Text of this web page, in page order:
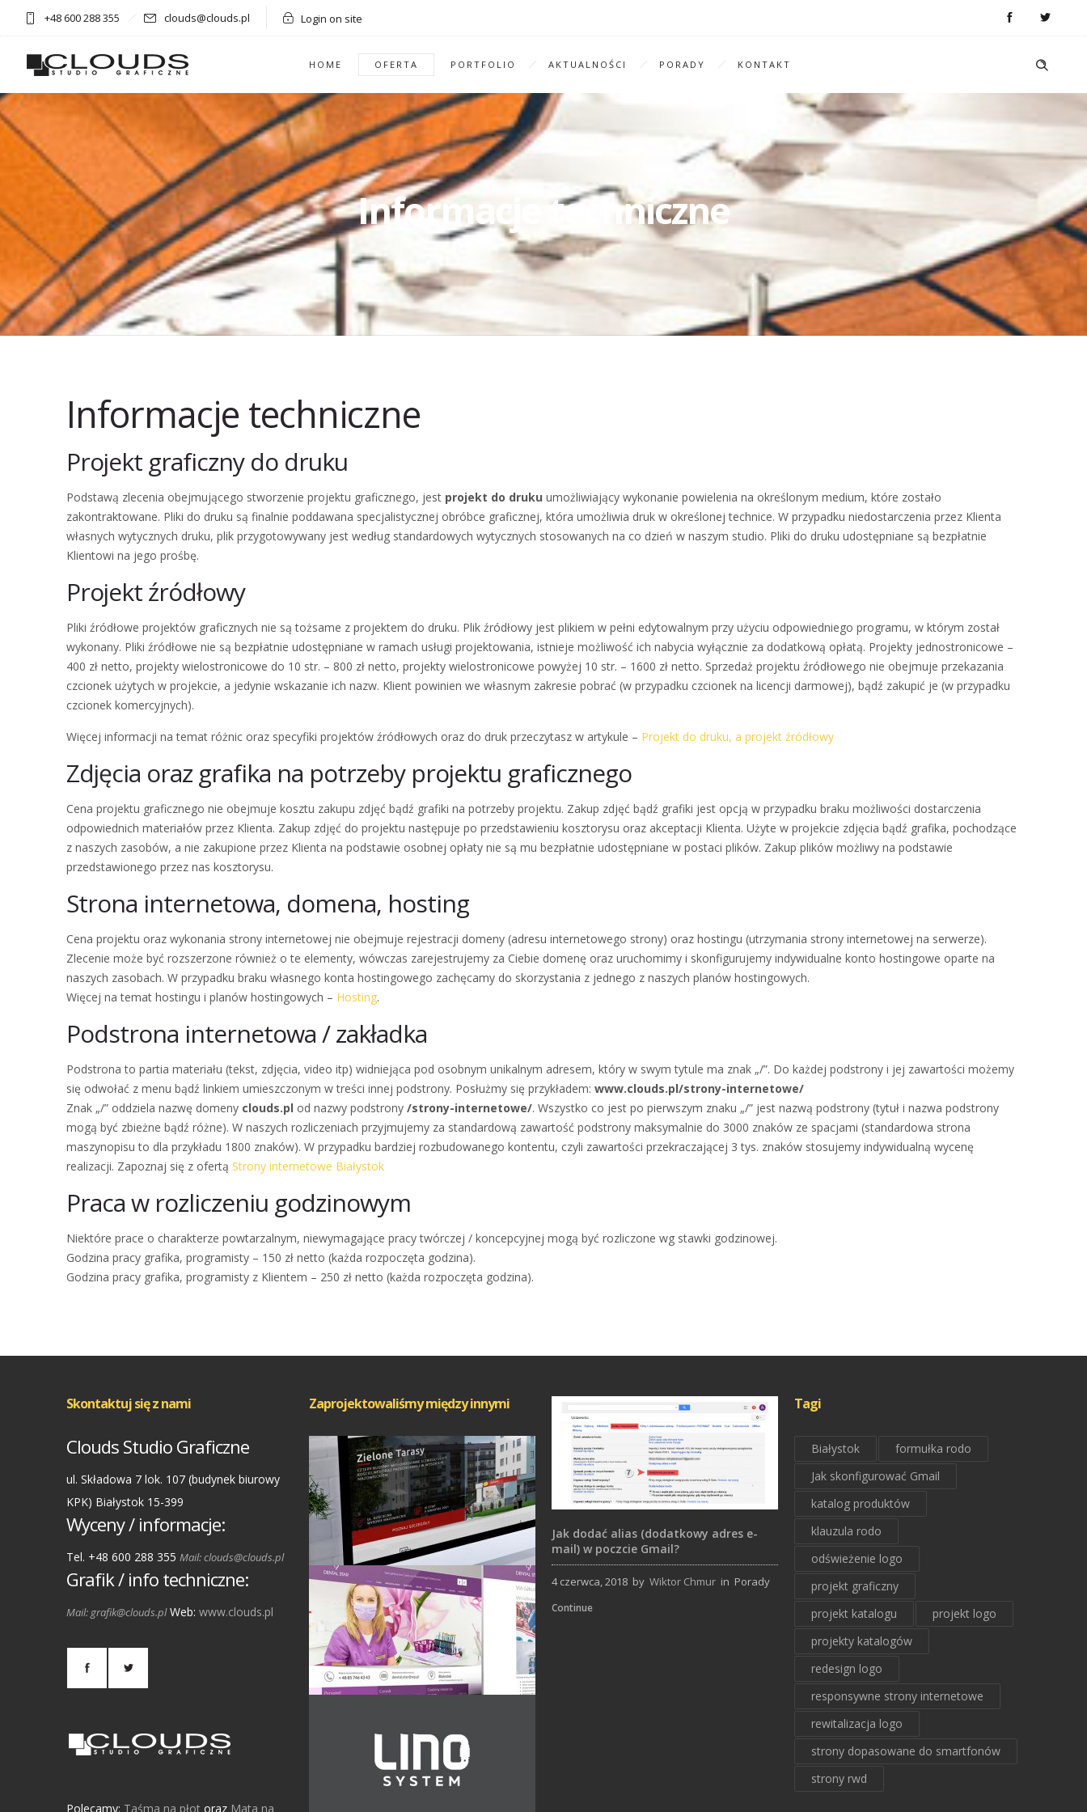
+48 600 288 355 clouds@clouds.pl Login on site
HOME OFERTA PORTFOLIO AKTUALNOŚCI PORADY KONTAKT
Informacje techniczne
Informacje techniczne
Projekt graficzny do druku
Podstawą zlecenia obejmującego stworzenie projektu graficznego, jest projekt do druku umożliwiający wykonanie powielenia na określonym medium, które zostało
zakontraktowane. Pliki do druku są finalnie poddawana specjalistycznej obróbce graficznej, która umożliwia druk w określonej technice. W przypadku niedostarczenia przez Klienta
własnych wytycznych druku, plik przygotowywany jest według standardowych wytycznych stosowanych na co dzień w naszym studio. Pliki do druku udostępniane są bezpłatnie
Klientowi na jego prośbę.
Projekt źródłowy
Pliki źródłowe projektów graficznych nie są tożsame z projektem do druku. Plik źródłowy jest plikiem w pełni edytowalnym przy użyciu odpowiedniego programu, w którym został
wykonany. Pliki źródłowe nie są bezpłatnie udostępniane w ramach usługi projektowania, istnieje możliwość ich nabycia wyłącznie za dodatkową opłatą. Projekty jednostronicowe –
400 zł netto, projekty wielostronicowe do 10 str. – 800 zł netto, projekty wielostronicowe powyżej 10 str. – 1600 zł netto. Sprzedaż projektu źródłowego nie obejmuje przekazania
czcionek użytych w projekcie, a jedynie wskazanie ich nazw. Klient powinien we własnym zakresie pobrać (w przypadku czcionek na licencji darmowej), bądź zakupić je (w przypadku
czcionek komercyjnych).
Więcej informacji na temat różnic oraz specyfiki projektów źródłowych oraz do druk przeczytasz w artykule – Projekt do druku, a projekt źródłowy
Zdjęcia oraz grafika na potrzeby projektu graficznego
Cena projektu graficznego nie obejmuje kosztu zakupu zdjęć bądź grafiki na potrzeby projektu. Zakup zdjęć bądź grafiki jest opcją w przypadku braku możliwości dostarczenia
odpowiednich materiałów przez Klienta. Zakup zdjęć do projektu następuje po przedstawieniu kosztorysu oraz akceptacji Klienta. Użyte w projekcie zdjęcia bądź grafika, pochodzące
z naszych zasobów, a nie zakupione przez Klienta na podstawie osobnej opłaty nie są mu bezpłatnie udostępniane w postaci plików. Zakup plików możliwy na podstawie
przedstawionego przez nas kosztorysu.
Strona internetowa, domena, hosting
Cena projektu oraz wykonania strony internetowej nie obejmuje rejestracji domeny (adresu internetowego strony) oraz hostingu (utrzymania strony internetowej na serwerze).
Zlecenie może być rozszerzone również o te elementy, wówczas zarejestrujemy za Ciebie domenę oraz uruchomimy i skonfigurujemy indywidualne konto hostingowe oparte na
naszych zasobach. W przypadku braku własnego konta hostingowego zachęcamy do skorzystania z jednego z naszych planów hostingowych.
Więcej na temat hostingu i planów hostingowych – Hosting.
Podstrona internetowa / zakładka
Podstrona to partia materiału (tekst, zdjęcia, video itp) widniejąca pod osobnym unikalnym adresem, który w swym tytule ma znak „/”. Do każdej podstrony i jej zawartości możemy
się odwołać z menu bądź linkiem umieszczonym w treści innej podstrony. Posłużmy się przykładem: www.clouds.pl/strony-internetowe/
Znak „/” oddziela nazwę domeny clouds.pl od nazwy podstrony /strony-internetowe/. Wszystko co jest po pierwszym znaku „/” jest nazwą podstrony (tytuł i nazwa podstrony
mogą być zbieżne bądź różne). W naszych rozliczeniach przyjmujemy za standardową zawartość podstrony maksymalnie do 3000 znaków ze spacjami (standardowa strona
maszynopisu to dla przykładu 1800 znaków). W przypadku bardziej rozbudowanego kontentu, czyli zawartości przekraczającej 3 tys. znaków stosujemy indywidualną wycenę
realizacji. Zapoznaj się z ofertą Strony internetowe Białystok
Praca w rozliczeniu godzinowym
Niektóre prace o charakterze powtarzalnym, niewymagające pracy twórczej / koncepcyjnej mogą być rozliczone wg stawki godzinowej.
Godzina pracy grafika, programisty – 150 zł netto (każda rozpoczęta godzina).
Godzina pracy grafika, programisty z Klientem – 250 zł netto (każda rozpoczęta godzina).
Skontaktuj się z nami
Clouds Studio Graficzne
ul. Składowa 7 lok. 107 (budynek biurowy
KPK) Białystok 15-399
Wyceny / informacje:
Tel. +48 600 288 355 Mail: clouds@clouds.pl
Grafik / info techniczne:
Mail: grafik@clouds.plWeb: www.clouds.pl
Polecamy: Taśma na płot oraz Mata na
Zaprojektowaliśmy między innymi
Strony Internetowe
Jak dodać alias (dodatkowy adres e-
mail) w poczcie Gmail?
4 czerwca, 2018 by Wiktor Chmur in Porady
Continue
Tagi
Białystok
formułka rodo
Jak skonfigurować Gmail
katalog produktów
klauzula rodo
odświeżenie logo
projekt graficzny
projekt katalogu
projekt logo
projekty katalogów
redesign logo
responsywne strony internetowe
rewitalizacja logo
strony dopasowane do smartfonów
strony rwd